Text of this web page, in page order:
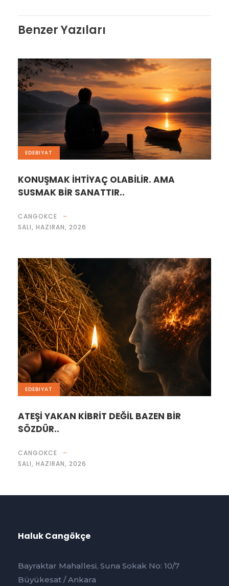
Benzer Yazıları
EDEBIYAT
KONUŞMAK İHTİYAÇ OLABİLİR. AMA
SUSMAK BİR SANATTIR..
CANGOKCE
SALI, HAZIRAN, 2026
EDEBIYAT
ATEŞİ YAKAN KİBRİT DEĞİL BAZEN BİR
SÖZDÜR..
CANGOKCE
SALI, HAZIRAN, 2026
Haluk Cangökçe
Bayraktar Mahallesi, Suna Sokak No: 10/7
Büyükesat / Ankara